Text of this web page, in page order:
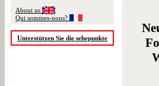
About us
Qui sommes-nous?
Unterstützen Sie die sehepunkte